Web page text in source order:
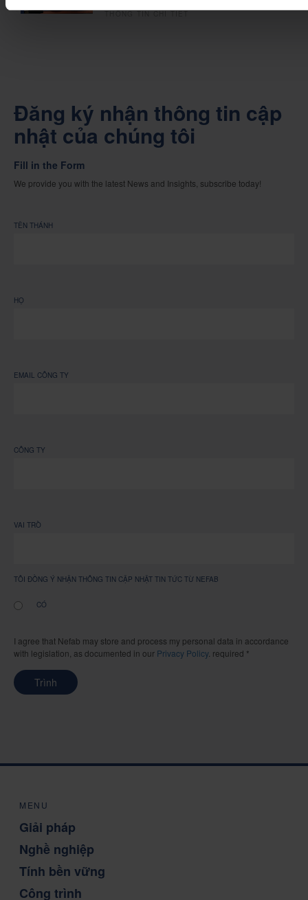
Đăng ký nhận thông tin cập
nhật của chúng tôi
Fill in the Form
We provide you with the latest News and Insights, subscribe today!
TÊN THÁNH
HỌ
EMAIL CÔNG TY
CÔNG TY
VAI TRÒ
TÔI ĐỒNG Ý NHẬN THÔNG TIN CẬP NHẬT TIN TỨC TỪ NEFAB
CÓ
I agree that Nefab may store and process my personal data in accordance
with legislation, as documented in our Privacy Policy. required *
Trình
MENU
Giải pháp
Nghề nghiệp
Tính bền vững
Công trình